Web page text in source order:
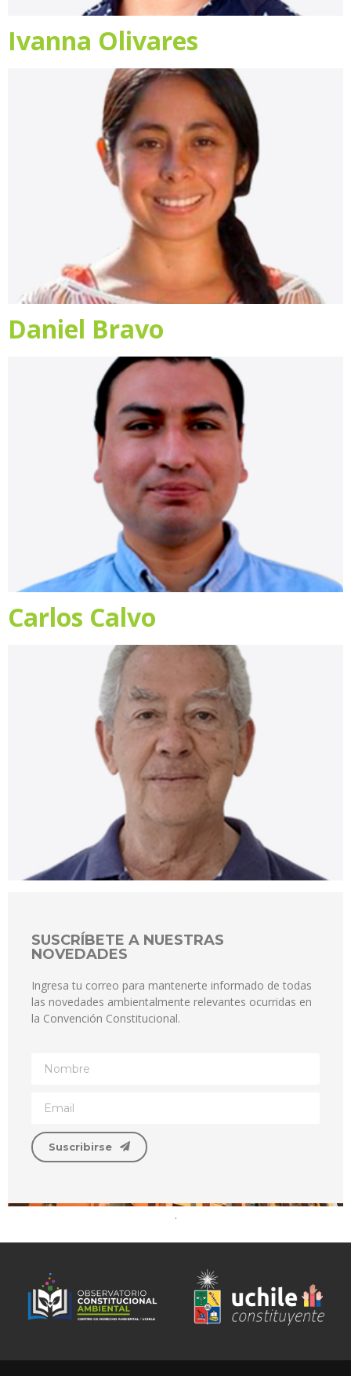
Ivanna Olivares
Daniel Bravo
Carlos Calvo
SUSCRÍBETE A NUESTRAS
NOVEDADES
Ingresa tu correo para mantenerte informado de todas
las novedades ambientalmente relevantes ocurridas en
la Convención Constitucional.
Suscribirse
.